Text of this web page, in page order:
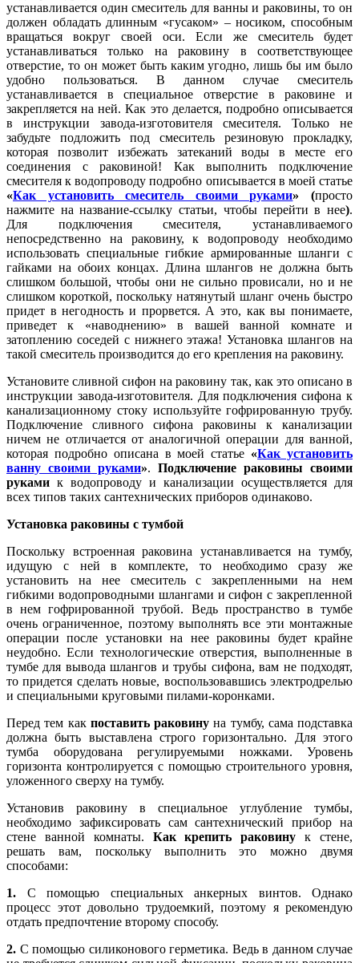
устанавливается один смеситель для ванны и раковины, то он
должен обладать длинным «гусаком» – носиком, способным
вращаться вокруг своей оси. Если же смеситель будет
устанавливаться только на раковину в соответствующее
отверстие, то он может быть каким угодно, лишь бы им было
удобно пользоваться. В данном случае смеситель
устанавливается в специальное отверстие в раковине и
закрепляется на ней. Как это делается, подробно описывается
в инструкции завода-изготовителя смесителя. Только не
забудьте подложить под смеситель резиновую прокладку,
которая позволит избежать затеканий воды в месте его
соединения с раковиной! Как выполнить подключение
смесителя к водопроводу подробно описывается в моей статье
«Как установить смеситель своими руками» (просто
нажмите на название-ссылку статьи, чтобы перейти в нее).
Для подключения смесителя, устанавливаемого
непосредственно на раковину, к водопроводу необходимо
использовать специальные гибкие армированные шланги с
гайками на обоих концах. Длина шлангов не должна быть
слишком большой, чтобы они не сильно провисали, но и не
слишком короткой, поскольку натянутый шланг очень быстро
придет в негодность и прорвется. А это, как вы понимаете,
приведет к «наводнению» в вашей ванной комнате и
затоплению соседей с нижнего этажа! Установка шлангов на
такой смеситель производится до его крепления на раковину.
Установите сливной сифон на раковину так, как это описано в
инструкции завода-изготовителя. Для подключения сифона к
канализационному стоку используйте гофрированную трубу.
Подключение сливного сифона раковины к канализации
ничем не отличается от аналогичной операции для ванной,
которая подробно описана в моей статье «Как установить
ванну своими руками». Подключение раковины своими
руками к водопроводу и канализации осуществляется для
всех типов таких сантехнических приборов одинаково.
Установка раковины с тумбой
Поскольку встроенная раковина устанавливается на тумбу,
идущую с ней в комплекте, то необходимо сразу же
установить на нее смеситель с закрепленными на нем
гибкими водопроводными шлангами и сифон с закрепленной
в нем гофрированной трубой. Ведь пространство в тумбе
очень ограниченное, поэтому выполнять все эти монтажные
операции после установки на нее раковины будет крайне
неудобно. Если технологические отверстия, выполненные в
тумбе для вывода шлангов и трубы сифона, вам не подходят,
то придется сделать новые, воспользовавшись электродрелью
и специальными круговыми пилами-коронками.
Перед тем как поставить раковину на тумбу, сама подставка
должна быть выставлена строго горизонтально. Для этого
тумба оборудована регулируемыми ножками. Уровень
горизонта контролируется с помощью строительного уровня,
уложенного сверху на тумбу.
Установив раковину в специальное углубление тумбы,
необходимо зафиксировать сам сантехнический прибор на
стене ванной комнаты. Как крепить раковину к стене,
решать вам, поскольку выполнить это можно двумя
способами:
1. С помощью специальных анкерных винтов. Однако
процесс этот довольно трудоемкий, поэтому я рекомендую
отдать предпочтение второму способу.
2. С помощью силиконового герметика. Ведь в данном случае